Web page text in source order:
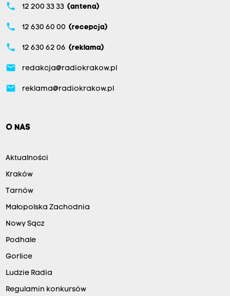
phone 12 200 33 33 (antena)
phone 12 630 60 00 (recepcja)
phone 12 630 62 06 (reklama)
email redakcja@radiokrakow.pl
email reklama@radiokrakow.pl
O NAS
Aktualności
Kraków
Tarnów
Małopolska Zachodnia
Nowy Sącz
Podhale
Gorlice
Ludzie Radia
Regulamin konkursów